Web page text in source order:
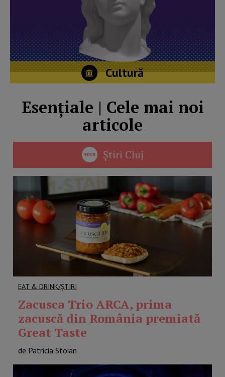
Cultură
Esențiale | Cele mai noi
articole
Știri Cluj
EAT & DRINK/ȘTIRI
Zacusca Trio ARCA, prima
zacuscă din România premiată
Great Taste
de Patricia Stoian